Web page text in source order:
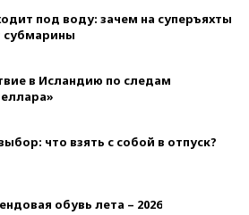
под воду: зачем на суперъяхты
субмарины
в Исландию по следам
что взять с собой в отпуск?
обувь лета – 2026